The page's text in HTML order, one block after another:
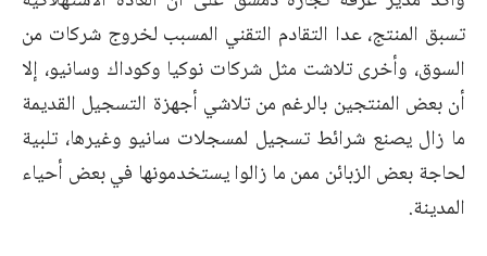
تسبق المنتج، عدا التقادم التقني المسبب لخروج شركات من
السوق، وأخرى تلاشت مثل شركات نوكيا وكوداك وسانيو، إلا
أن بعض المنتجين بالرغم من تلاشي أجهزة التسجيل القديمة
ما زال يصنع شرائط تسجيل لمسجلات سانيو وغيرها، تلبية
لحاجة بعض الزبائن ممن ما زالوا يستخدمونها في بعض أحياء
المدينة.